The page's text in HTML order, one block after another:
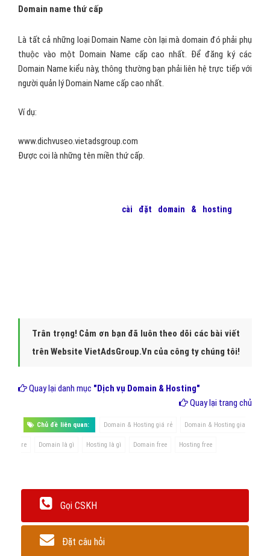
Domain name thứ cấp
Là tất cả những loại Domain Name còn lại mà domain đó phải phụ
thuộc vào một Domain Name cấp cao nhất. Để đăng ký các
Domain Name kiểu này, thông thường bạn phải liên hệ trực tiếp với
người quản lý Domain Name cấp cao nhất.
Ví dụ:
www.dichvuseo.vietadsgroup.com
Được coi là những tên miền thứ cấp.
cài đặt domain & hosting
Trân trọng! Cảm ơn bạn đã luôn theo dõi các bài viết
trên Website VietAdsGroup.Vn của công ty chúng tôi!
Quay lại danh mục "Dịch vụ Domain & Hosting"
Quay lại trang chủ
Chủ đề liên quan: Domain & Hosting giá rẻ Domain & Hosting gia
re Domain là gì Hosting là gì Domain free Hosting free
Gọi CSKH
Đặt câu hỏi